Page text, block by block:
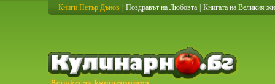
Книги Петър Дънов Поздравът на Любовта Книгата на Великия